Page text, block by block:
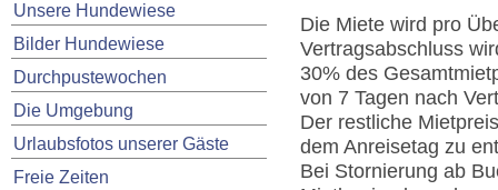
Unsere Hundewiese
Bilder Hundewiese
Durchpustewochen
Die Umgebung
Urlaubsfotos unserer Gäste
Freie Zeiten
Die Miete wird pro
Vertragsabschluss
30% des
von 7 Tagen nach
Der restliche
dem Anreisetag zu
Bei Stornierung ab